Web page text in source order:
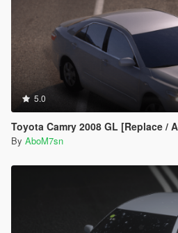
5.0
Toyota Camry 2008 GL [Replace /
By AboM7sn